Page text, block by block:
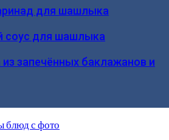
для шашлыка
соус для шашлыка
запечённых баклажанов и